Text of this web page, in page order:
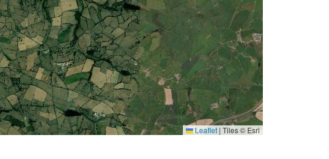
Leaflet | Tiles © Esri